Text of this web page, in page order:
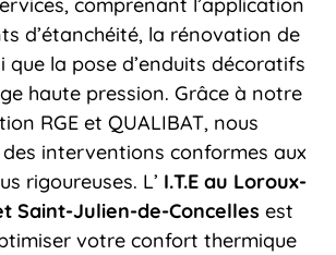
d’étanchéité, la rénovation de
que la pose d’enduits décoratifs
haute pression. Grâce à notre
RGE et QUALIBAT, nous
interventions conformes aux
rigoureuses. L’ I.T.Eau Loroux-
Saint-Julien-de-Concelles est
votre confort thermique